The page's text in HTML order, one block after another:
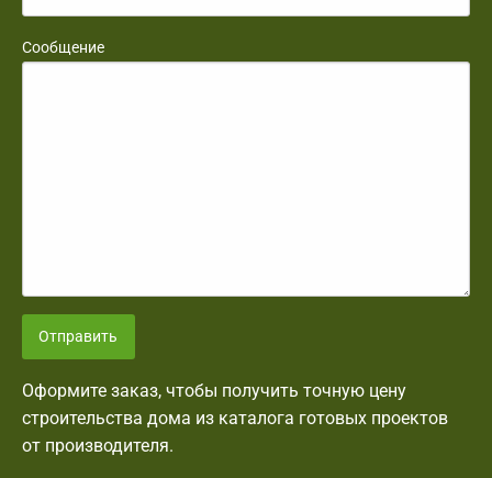
Сообщение
Отправить
Оформите заказ, чтобы получить точную цену
строительства дома из каталога готовых проектов
от производителя.